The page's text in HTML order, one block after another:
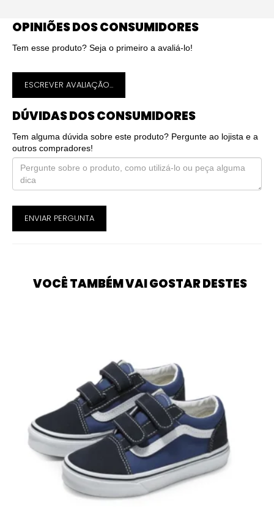
OPINIÕES DOS CONSUMIDORES
Tem esse produto? Seja o primeiro a avaliá-lo!
ESCREVER AVALIAÇÃO...
DÚVIDAS DOS CONSUMIDORES
Tem alguma dúvida sobre este produto? Pergunte ao lojista e a
outros compradores!
ENVIAR PERGUNTA
VOCÊ TAMBÉM VAI GOSTAR DESTES